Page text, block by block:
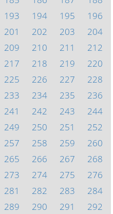
193 194 195
196
201 202 203
204
209 210 211
212
217 218 219
220
225 226 227
228
233 234 235
236
241 242 243
244
249 250 251
252
257 258 259
260
265 266 267
268
273 274 275
276
281 282 283
284
289 290 291
292